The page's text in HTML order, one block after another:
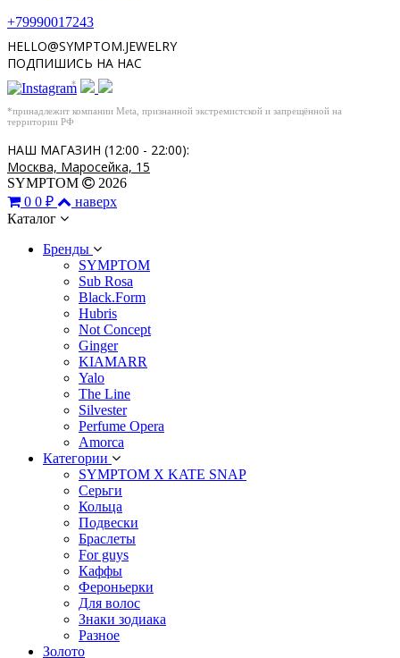
+79990017243
HELLO@SYMPTOM.JEWELRY
ПОДПИШИСЬ НА НАС
*
*принадлежит компании Meta, признанной экстремистской и запрещённой на
территории РФ
НАШ МАГАЗИН (12:00 - 22:00):
Москва, Маросейка, 15
SYMPTOM
2026
0 0 ₽
наверх
Каталог
Бренды
SYMPTOM
Sub Rosa
Black.Form
Hubris
Not Concept
Ginger
KIAMARR
Yalo
The Line
Silvester
Perfume Opera
Amorca
Категории
SYMPTOM X KATE SNAP
Серьги
Кольца
Подвески
Браслеты
For guys
Каффы
Фероньерки
Для волос
Знаки зодиака
Разное
Золото